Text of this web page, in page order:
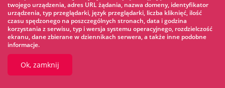
SMS - system
powiadomień
Umów wizytę
twojego urządzenia, adres URL żądania, nazwa domeny, identyfikator
urządzenia, typ przeglądarki, język przeglądarki, liczba kliknięć, ilość
czasu spędzonego na poszczególnych stronach, data i godzina
korzystania z serwisu, typ i wersja systemu operacyjnego, rozdzielczość
ekranu, dane zbierane w dziennikach serwera, a także inne podobne
informacje.
Ok, zamknij